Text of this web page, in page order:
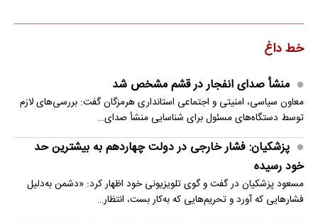
خط داغ
منشأ صدای انفجار در قشم مشخص شد
معاون سیاسی، امنیتی و اجتماعی استانداری هرمزگان گفت: بررسی‌های لازم
توسط دستگاه‌های مسئول برای شناسایی منشأ صدای…
پزشکیان: فشار خارجی در دولت چهاردهم به بیشترین حد
خود رسیده
مسعود پزشکیان در گفت و گوی تلویزیونی خود اظهار کرد: «دشمن به‌دلیل
فشارهایی که آورد و تحریم‌هایی که به‌کار بست، انتظار…